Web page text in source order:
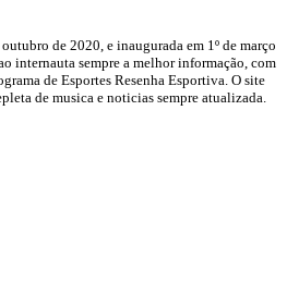
de 2020, e inaugurada em 1º de março
internauta sempre a melhor informação, com
de Esportes Resenha Esportiva. O site
de musica e noticias sempre atualizada.